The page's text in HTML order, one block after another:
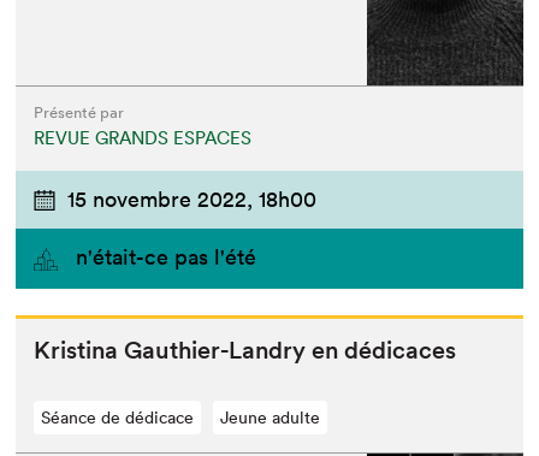
Présenté par
REVUE GRANDS ESPACES
15 novembre 2022, 18h00
n'était-ce pas l'été
Kristi­na Gau­thi­er-Landry en dédicaces
Séance de dédicace Jeune adulte